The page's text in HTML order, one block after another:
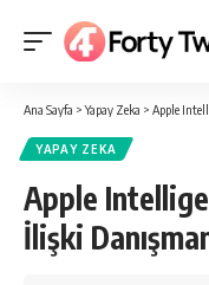
Ana Sayfa >Yapay Zeka > Apple
YAPAY ZEKA
Apple
İlişki